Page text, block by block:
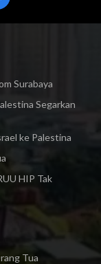
Surabaya
Segarkan
ke Palestina
HIP Tak
Tua